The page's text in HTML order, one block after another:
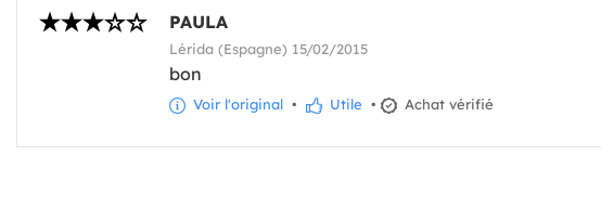
PAULA
Lérida (Espagne) 15/02/2015
bon
Voir l'original • Utile • Achat vérifié